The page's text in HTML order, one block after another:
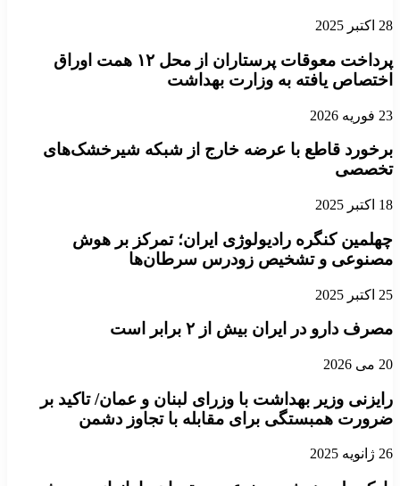
28 اکتبر 2025
پرداخت معوقات پرستاران از محل ۱۲ همت اوراق
اختصاص یافته به وزارت بهداشت
23 فوریه 2026
برخورد قاطع با عرضه خارج از شبکه شیرخشک‌های
تخصصی
18 اکتبر 2025
چهلمین کنگره رادیولوژی ایران؛ تمرکز بر هوش
مصنوعی و تشخیص زودرس سرطان‌ها
25 اکتبر 2025
مصرف دارو در ایران بیش از ۲ برابر است
20 می 2026
رایزنی وزیر بهداشت با وزرای لبنان و عمان/ تاکید بر
ضرورت همبستگی برای مقابله با تجاوز دشمن
26 ژانویه 2025